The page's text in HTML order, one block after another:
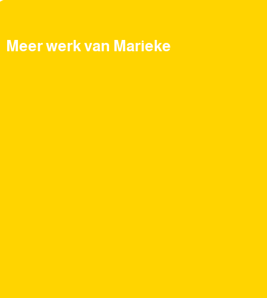
Meer werk van Marieke